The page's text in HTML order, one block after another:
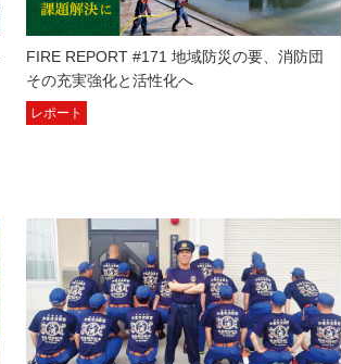
FIRE REPORT #171 地域防災の要、消防団
その充実強化と活性化へ
レポート